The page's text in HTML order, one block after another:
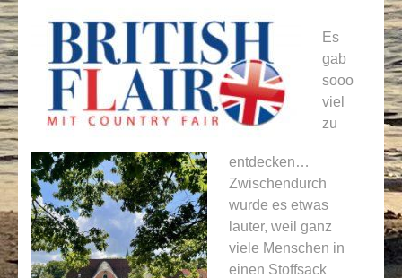
Es
gab
sooo
viel
zu
entdecken…
Zwischendurch
wurde es etwas
lauter, weil ganz
viele Menschen in
einen Stoffsack